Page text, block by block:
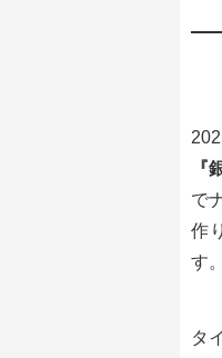
『
で
作
す。
タ